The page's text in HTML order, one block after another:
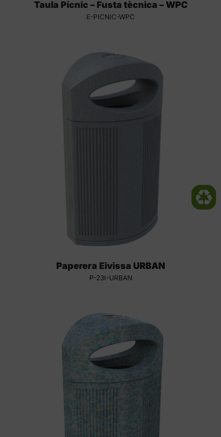
Taula Pícnic – Fusta tècnica – WPC
E-PICNIC-WPC
Paperera Eivissa URBAN
P-23I-URBAN